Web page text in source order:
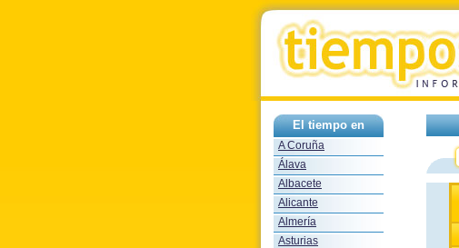
El tiempo en
A Coruña
Álava
Albacete
Alicante
Almería
Asturias